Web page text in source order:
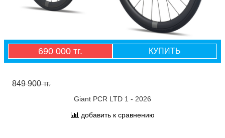
690 000 тг. КУПИТЬ
849 900 тг.
Giant PCR LTD 1 - 2026
добавить к сравнению